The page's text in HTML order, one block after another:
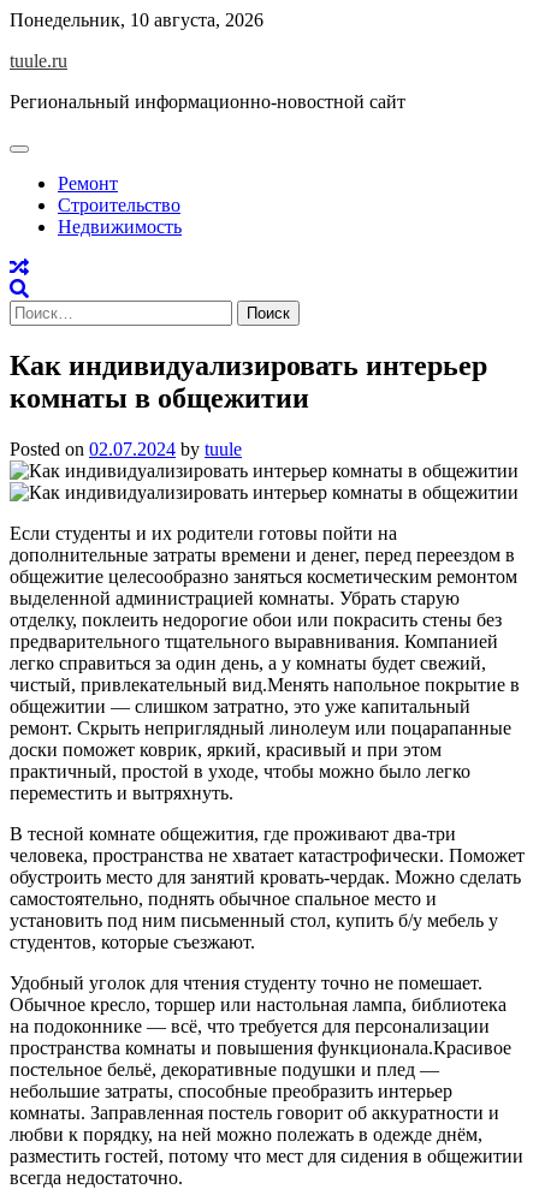
Skip
content
Понедельник, 10 августа, 2026
tuule.ru
Региональный информационно-новостной сайт
Ремонт
Строительство
Недвижимость
Найти:
Как индивидуализировать интерьер
комнаты в общежитии
Posted on 02.07.2024 by tuule
Если студенты и их родители готовы пойти на
дополнительные затраты времени и денег, перед переездом в
общежитие целесообразно заняться косметическим ремонтом
выделенной администрацией комнаты. Убрать старую
отделку, поклеить недорогие обои или покрасить стены без
предварительного тщательного выравнивания. Компанией
легко справиться за один день, а у комнаты будет свежий,
чистый, привлекательный вид.Менять напольное покрытие в
общежитии — слишком затратно, это уже капитальный
ремонт. Скрыть неприглядный линолеум или поцарапанные
доски поможет коврик, яркий, красивый и при этом
практичный, простой в уходе, чтобы можно было легко
переместить и вытряхнуть.
В тесной комнате общежития, где проживают два-три
человека, пространства не хватает катастрофически. Поможет
обустроить место для занятий кровать-чердак. Можно сделать
самостоятельно, поднять обычное спальное место и
установить под ним письменный стол, купить б/у мебель у
студентов, которые съезжают.
Удобный уголок для чтения студенту точно не помешает.
Обычное кресло, торшер или настольная лампа, библиотека
на подоконнике — всё, что требуется для персонализации
пространства комнаты и повышения функционала.Красивое
постельное бельё, декоративные подушки и плед —
небольшие затраты, способные преобразить интерьер
комнаты. Заправленная постель говорит об аккуратности и
любви к порядку, на ней можно полежать в одежде днём,
разместить гостей, потому что мест для сидения в общежитии
всегда недостаточно.